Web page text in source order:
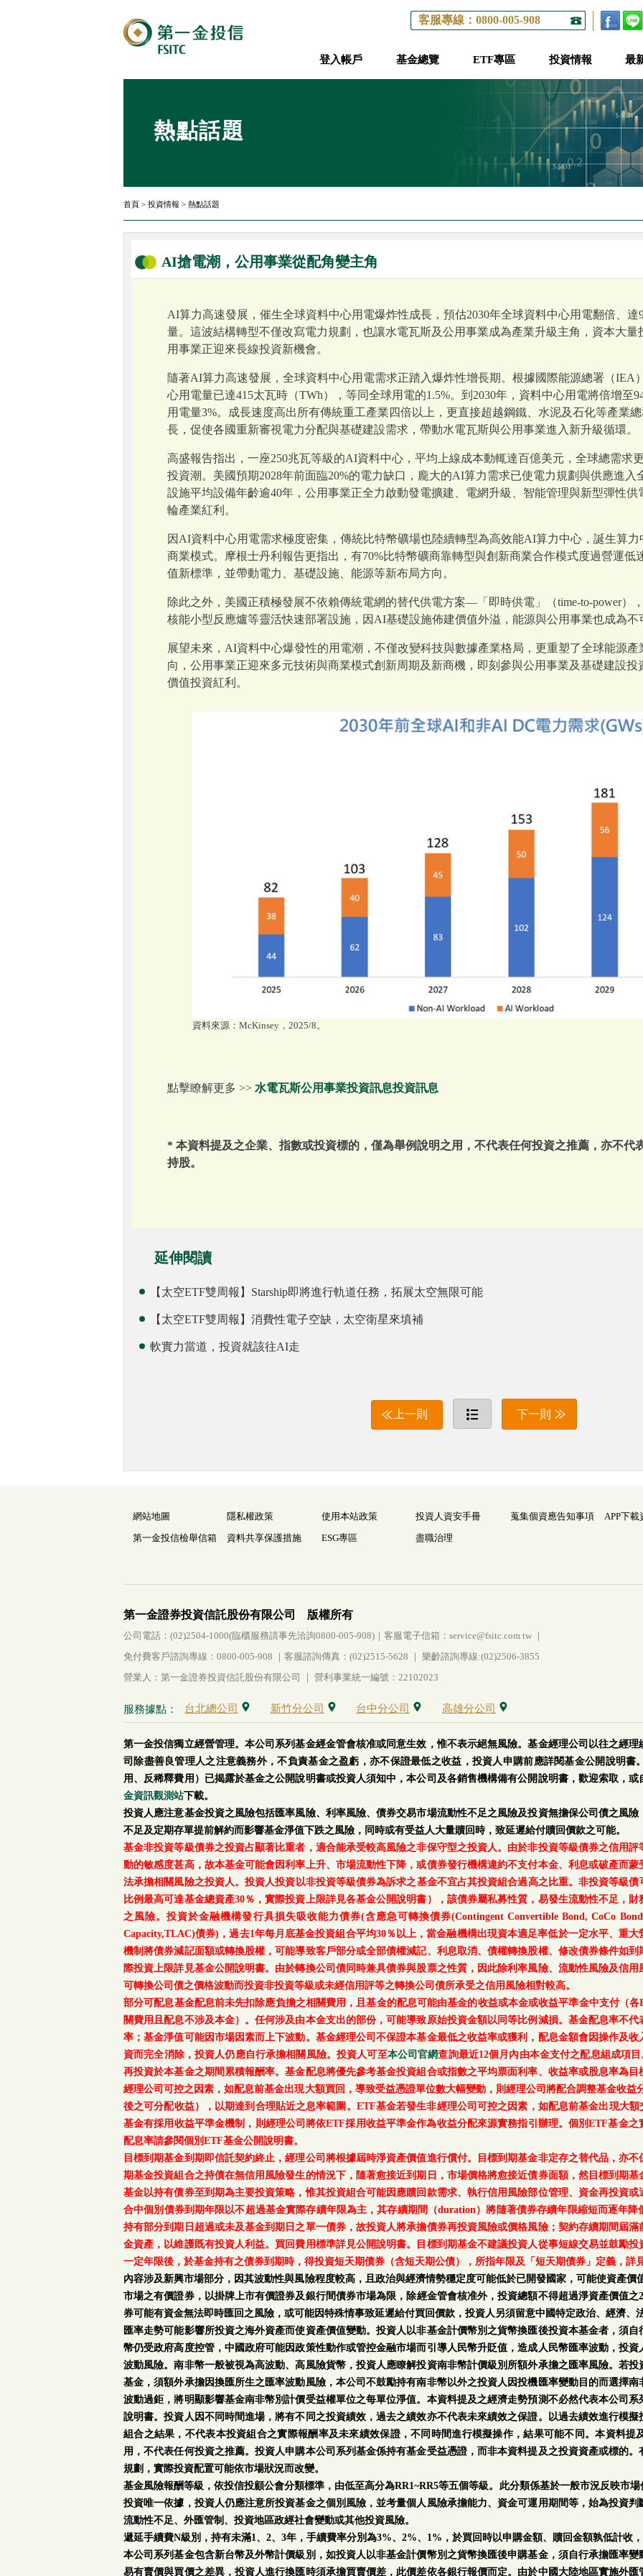
客服專線：0800-005-908
登入帳戶 基金總覽 ETF專區 投資情報 最
熱點話題
首頁 > 投資情報 > 熱點話題
AI搶電潮，公用事業從配角變主角
AI算力高速發展，催生全球資料中心用電爆炸性成長，預估2030年全球資料中心用電翻倍、達
量。這波結構轉型不僅改寫電力規劃，也讓水電瓦斯及公用事業成為產業升級主角，資本大
用事業正迎來長線投資新機會。
隨著AI算力高速發展，全球資料中心用電需求正踏入爆炸性增長期。根據國際能源總署（IEA
心用電量已達415太瓦時（TWh），等同全球用電的1.5%。到2030年，資料中心用電將倍增至
用電量3%。成長速度高出所有傳統重工產業四倍以上，更直接超越鋼鐵、水泥及石化等產業
長，促使各國重新審視電力分配與基礎建設需求，帶動水電瓦斯與公用事業進入新升級循環。
高盛報告指出，一座250兆瓦等級的AI資料中心，平均上線成本動輒達百億美元，全球總需求
投資潮。美國預期2028年前面臨20%的電力缺口，龐大的AI算力需求已使電力規劃與供應進
設施平均設備年齡逾40年，公用事業正全力啟動發電擴建、電網升級、智能管理與新型彈性
輪產業紅利。
因AI資料中心用電需求極度密集，傳統比特幣礦場也陸續轉型為高效能AI算力中心，誕生算
商業模式。摩根士丹利報告更指出，有70%比特幣礦商靠轉型與創新商業合作模式度過營運低
值新標準，並帶動電力、基礎設施、能源等新布局方向。
除此之外，美國正積極發展不依賴傳統電網的替代供電方案—「即時供電」（time-to-power）
核能小型反應爐等靈活快速部署設施，因AI基礎設施佈建價值外溢，能源與公用事業也成為不
展望未來，AI資料中心爆發性的用電潮，不僅改變科技與數據產業格局，更重塑了全球能源
向，公用事業正迎來多元技術與商業模式創新周期及新商機，即刻參與公用事業及基礎建設
價值投資紅利。
資料來源：McKinsey，2025/8。
點擊瞭解更多 >> 水電瓦斯公用事業投資訊息投資訊息
* 本資料提及之企業、指數或投資標的，僅為舉例說明之用，不代表任何投資之推薦，亦不代
持股。
延伸閱讀
【太空ETF雙周報】Starship即將進行軌道任務，拓展太空無限可能
【太空ETF雙周報】消費性電子空缺，太空衛星來填補
軟實力當道，投資就該往AI走
上一則 下一則
網站地圖 隱私權政策 使用本站政策 投資人資安手冊 蒐集個資應告知事項
APP下載
第一金投信檢舉信箱
資料共享保護措施 ESG專區 盡職治理
第一金證券投資信託股份有限公司 版權所有
公司電話：(02)2504-1000(臨櫃服務請事先洽詢0800-005-908)｜客服電子信箱：service@fsitc.com.tw ｜
免付費客戶諮詢專線：0800-005-908 ｜客服諮詢傳真：(02)2515-5628 ｜ 樂齡諮詢專線:(02)2506-3855
營業人：第一金證券投資信託股份有限公司 ｜ 營利事業統一編號：22102023
服務據點： 台北總公司 新竹分公司 台中分公司 高雄分公司
第一金投信獨立經營管理。本公司系列基金經金管會核准或同意生效，惟不表示絕無風險。基金經理公司以往之經
司除盡善良管理人之注意義務外，不負責基金之盈虧，亦不保證最低之收益，投資人申購前應詳閱基金公開說明書
用、反稀釋費用）已揭露於基金之公開說明書或投資人須知中，本公司及各銷售機構備有公開說明書，歡迎索取，或
金資訊觀測站下載。
投資人應注意基金投資之風險包括匯率風險、利率風險、債券交易市場流動性不足之風險及投資無擔保公司債之風
不足及定期存單提前解約而影響基金淨值下跌之風險，同時或有受益人大量贖回時，致延遲給付贖回價款之可能。
基金非投資等級債券之投資占顯著比重者，適合能承受較高風險之非保守型之投資人。由於非投資等級債券之信用
動的敏感度甚高，故本基金可能會因利率上升、市場流動性下降，或債券發行機構違約不支付本金、利息或破產而
法承擔相關風險之投資人。投資人投資以非投資等級債券為訴求之基金不宜占其投資組合過高之比重。非投資等級
比例最高可達基金總資產30％，實際投資上限詳見各基金公開說明書），該債券屬私募性質，易發生流動性不足，
之風險。投資於金融機構發行具損失吸收能力債券(含應急可轉換債券(Contingent Convertible Bond, CoCo
Capacity,TLAC)債券)，過去1年每月底基金投資組合平均30％以上，當金融機構出現資本適足率低於一定水平、重
機制將債券減記面額或轉換股權，可能導致客戶部分或全部債權減記、利息取消、債權轉換股權、修改債券條件如
際投資上限詳見基金公開說明書。由於轉換公司債同時兼具債券與股票之性質，因此除利率風險、流動性風險及信
可轉換公司債之價格波動而投資非投資等級或未經信用評等之轉換公司債所承受之信用風險相對較高。
部分可配息基金配息前未先扣除應負擔之相關費用，且基金的配息可能由基金的收益或本金或收益平準金中支付（
關費用且配息不涉及本金）。任何涉及由本金支出的部份，可能導致原始投資金額以同等比例減損。基金配息率不
率；基金淨值可能因市場因素而上下波動。基金經理公司不保證本基金最低之收益率或獲利，配息金額會因操作及
資而完全消除，投資人仍應自行承擔相關風險。投資人可至本公司官網查詢最近12個月內由本金支付之配息組成項
再投資於本基金之期間累積報酬率。基金配息將優先參考基金投資組合或指數之平均票面利率、收益率或股息率為
經理公司可控之因素，如配息前基金出現大額買回，導致受益憑證單位數大幅變動，則經理公司將配合調整基金收
後之可分配收益），以期達到合理貼近之息率範圍。ETF基金若發生非經理公司可控之因素，如配息前基金出現大
基金有採用收益平準金機制，則經理公司將依ETF採用收益平準金作為收益分配來源實務指引辦理。個別ETF基金
配息率請參閱個別ETF基金公開說明書。
目標到期基金到期即信託契約終止，經理公司將根據屆時淨資產價值進行償付。目標到期基金非定存之替代品，亦
期基金投資組合之持債在無信用風險發生的情況下，隨著愈接近到期日，市場價格將愈接近債券面額，然目標到期
基金以持有債券至到期為主要投資策略，惟其投資組合可能因應贖回款需求、執行信用風險部位管理、資金再投資
合中個別債券到期年限以不超過基金實際存續年限為主，其存續期間（duration）將隨著債券存續年限縮短而逐年
持有部分到期日超過或未及基金到期日之單一債券，故投資人將承擔債券再投資風險或價格風險；契約存續期間屆
金資產，以維護既有投資人利益。買回費用標準詳見公開說明書。目標到期基金不建議投資人從事短線交易並鼓勵
一定年限後，於基金持有之債券到期時，得投資短天期債券（含短天期公債），所指年限及「短天期債券」定義，詳
內容涉及新興市場部分，因其波動性與風險程度較高，且政治與經濟情勢穩定度可能低於已開發國家，可能使資產
市場之有價證券，以掛牌上市有價證券及銀行間債券市場為限，除經金管會核准外，投資總額不得超過淨資產價值
券可能有資金無法即時匯回之風險，或可能因特殊情事致延遲給付買回價款，投資人另須留意中國特定政治、經濟、
匯率走勢可能影響所投資之海外資產而使資產價值變動。投資人以非基金計價幣別之貨幣換匯後投資本基金者，須
幣仍受政府高度控管，中國政府可能因政策性動作或管控金融市場而引導人民幣升貶值，造成人民幣匯率波動，投
波動風險。南非幣一般被視為高波動、高風險貨幣，投資人應瞭解投資南非幣計價級別所額外承擔之匯率風險。若
基金，須額外承擔因換匯所生之匯率波動風險，本公司不鼓勵持有南非幣以外之投資人因投機匯率變動目的而選擇
波動過鉅，將明顯影響基金南非幣別計價受益權單位之每單位淨值。本資料提及之經濟走勢預測不必然代表本公司
說明書。投資人因不同時間進場，將有不同之投資績效，過去之績效亦不代表未來績效之保證。以過去績效進行模
組合之結果，不代表本投資組合之實際報酬率及未來績效保證，不同時間進行模擬操作，結果可能不同。本資料提
用，不代表任何投資之推薦。投資人申購本公司系列基金係持有基金受益憑證，而非本資料提及之投資資產或標的
規劃，實際投資配置可能依市場狀況而改變。
基金風險報酬等級，依投信投顧公會分類標準，由低至高分為RR1~RR5等五個等級。此分類係基於一般市況反映市
投資唯一依據，投資人仍應注意所投資基金之個別風險，並考量個人風險承擔能力、資金可運用期間等，始為投資
流動性不足、外匯管制、投資地區政經社會變動或其他投資風險。
遞延手續費N級別，持有未滿1、2、3年，手續費率分別為3%、2%、1%，於買回時以申購金額、贖回金額孰低計收
本公司系列基金包含新台幣及外幣計價級別，如投資人以非基金計價幣別之貨幣換匯後申購基金，須自行承擔匯率
易有賣價與買價之差異，投資人進行換匯時須承擔買賣價差，此價差依各銀行報價而定。由於中國大陸地區實施外